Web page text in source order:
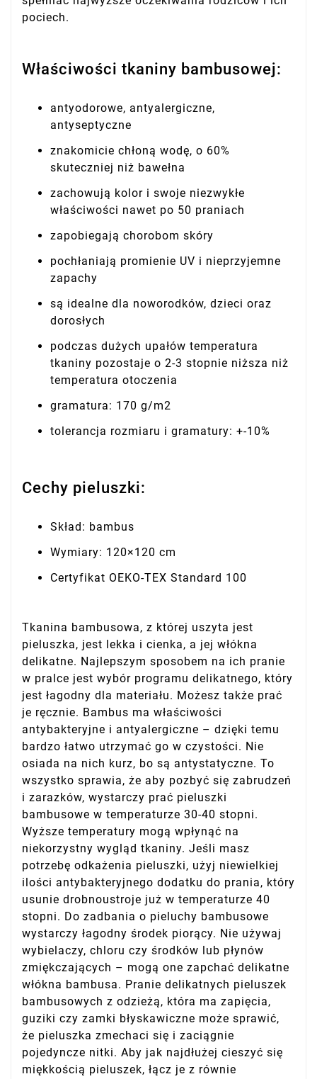
pociech.
Właściwości tkaniny bambusowej:
antyodorowe, antyalergiczne,
antyseptyczne
znakomicie chłoną wodę, o 60%
skuteczniej niż bawełna
zachowują kolor i swoje niezwykłe
właściwości nawet po 50 praniach
zapobiegają chorobom skóry
pochłaniają promienie UV i nieprzyjemne
zapachy
są idealne dla noworodków, dzieci oraz
dorosłych
podczas dużych upałów temperatura
tkaniny pozostaje o 2-3 stopnie niższa niż
temperatura otoczenia
gramatura: 170 g/m2
tolerancja rozmiaru i gramatury: +-10%
Cechy pieluszki:
Skład: bambus
Wymiary: 120×120 cm
Certyfikat OEKO-TEX Standard 100
Tkanina bambusowa, z której uszyta jest
pieluszka, jest lekka i cienka, a jej włókna
delikatne. Najlepszym sposobem na ich pranie
w pralce jest wybór programu delikatnego, który
jest łagodny dla materiału. Możesz także prać
je ręcznie. Bambus ma właściwości
antybakteryjne i antyalergiczne – dzięki temu
bardzo łatwo utrzymać go w czystości. Nie
osiada na nich kurz, bo są antystatyczne. To
wszystko sprawia, że aby pozbyć się zabrudzeń
i zarazków, wystarczy prać pieluszki
bambusowe w temperaturze 30-40 stopni.
Wyższe temperatury mogą wpłynąć na
niekorzystny wygląd tkaniny. Jeśli masz
potrzebę odkażenia pieluszki, użyj niewielkiej
ilości antybakteryjnego dodatku do prania, który
usunie drobnoustroje już w temperaturze 40
stopni. Do zadbania o pieluchy bambusowe
wystarczy łagodny środek piorący. Nie używaj
wybielaczy, chloru czy środków lub płynów
zmiękczających – mogą one zapchać delikatne
włókna bambusa. Pranie delikatnych pieluszek
bambusowych z odzieżą, która ma zapięcia,
guziki czy zamki błyskawiczne może sprawić,
że pieluszka zmechaci się i zaciągnie
pojedyncze nitki. Aby jak najdłużej cieszyć się
miękkością pieluszek, łącz je z równie